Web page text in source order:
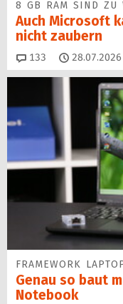
8 GB RAM SIND ZU
Auch Microsoft
nicht zaubern
133 Kommentare
28.07.2026
FRAMEWORK
Genau so baut
Notebook